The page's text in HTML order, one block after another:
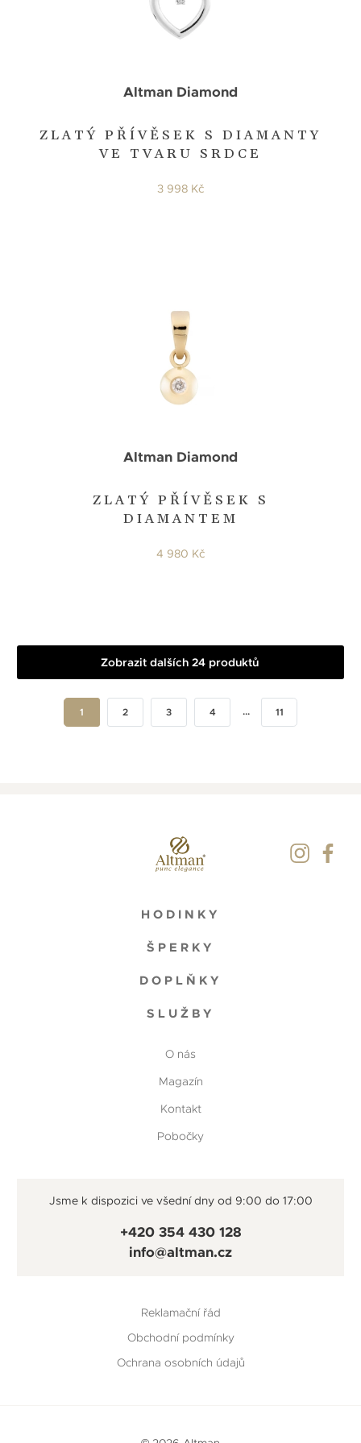
ZLATÝ PŘÍVĚSEK S DIAMANTY
VE TVARU SRDCE
Altman Diamond
3 998 Kč
ZLATÝ PŘÍVĚSEK S
DIAMANTEM
Altman Diamond
4 980 Kč
Zobrazit dalších 24 produktů
1 2 3 4 ... 11
HODINKY
ŠPERKY
DOPLŇKY
SLUŽBY
O nás
Magazín
Kontakt
Pobočky
Jsme k dispozici ve všední dny od 9:00 do 17:00
+420 354 430 128
info@altman.cz
Reklamační řád
Obchodní podmínky
Ochrana osobních údajů